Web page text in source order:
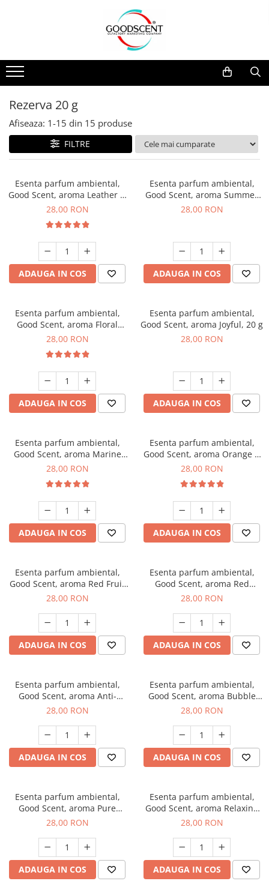
Pachete Promo
Dispozitive de Parfumare
Esente Parfum Ambiental
Rezerve Spray Good Scent
Odorizant cu Pulverizator
Site Pisoar
Dispozitive de Parfumare Ambientală
Auto
Rezidențiale
Comerciale
Industriale (HVAC)
Esente Parfum Ambiental
Mostre
Rezerva 10 g
Rezerva 20 g
Rezerva 100 g
Rezerva 200 g
Rezerva 500 g
Rezerva 20 g
Afiseaza: 1-15 din 15 produse
FILTRE
Esenta parfum ambiental,
Good Scent, aroma Leather &
Black Oudh, 20 g
28,00 RON
ADAUGA IN COS
Esenta parfum ambiental,
Good Scent, aroma Summer
Melon, 20 g
28,00 RON
ADAUGA IN COS
Esenta parfum ambiental,
Good Scent, aroma Floral
Bouquet, 20 g
28,00 RON
ADAUGA IN COS
Esenta parfum ambiental,
Good Scent, aroma Joyful, 20 g
28,00 RON
ADAUGA IN COS
Esenta parfum ambiental,
Good Scent, aroma Marine
Breeze, 20 g
28,00 RON
ADAUGA IN COS
Esenta parfum ambiental,
Good Scent, aroma Orange &
Fresh Cinnamon, 20 g
28,00 RON
ADAUGA IN COS
Esenta parfum ambiental,
Good Scent, aroma Red Fruit
Bubble, 20 g
28,00 RON
ADAUGA IN COS
Esenta parfum ambiental,
Good Scent, aroma Red
Grapes, 20 g
28,00 RON
ADAUGA IN COS
Esenta parfum ambiental,
Good Scent, aroma Anti-
Tobacco, 20 g
28,00 RON
ADAUGA IN COS
Esenta parfum ambiental,
Good Scent, aroma Bubble
Gum, 20 g
28,00 RON
ADAUGA IN COS
Esenta parfum ambiental,
Good Scent, aroma Pure
White Musc, 20 g
28,00 RON
ADAUGA IN COS
Esenta parfum ambiental,
Good Scent, aroma Relaxing
Lavender, 20 g
28,00 RON
ADAUGA IN COS